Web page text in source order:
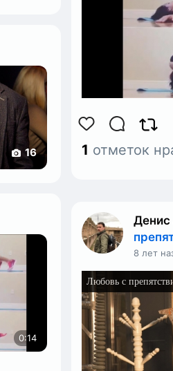
16
0:14
1 отметок
Денис
8 лет